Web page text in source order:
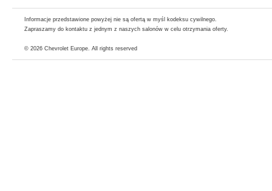
Informacje przedstawione powyżej nie są ofertą w myśl kodeksu cywilnego.
Zapraszamy do kontaktu z jednym z naszych salonów w celu otrzymania oferty.
© 2026 Chevrolet Europe. All rights reserved